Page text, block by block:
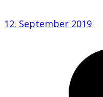
12. September 2019